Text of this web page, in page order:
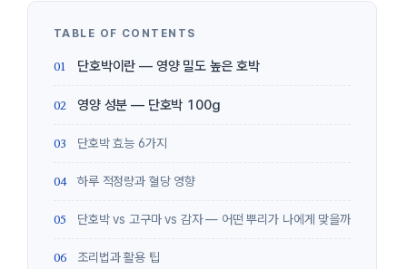
단호박이란 — 영양 밀도 높은 호박
영양 성분 — 단호박 100g
단호박 효능 6가지
하루 적정량과 혈당 영향
단호박 vs 고구마 vs 감자 — 어떤 뿌리가 나에게 맞을까
조리법과 활용 팁